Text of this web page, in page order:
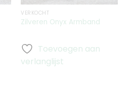
VERKOCHT
Zilveren Onyx Armband
Toevoegen aan
verlanglijst